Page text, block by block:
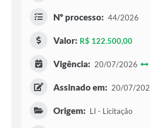
Nº processo: 44/2026
Valor: R$ 122.500,00
Vigência: 20/07/2026
Assinado em: 20/07/
Origem: LI - Licitação